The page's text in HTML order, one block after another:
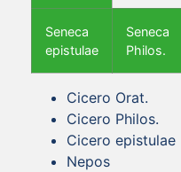
Seneca
epistulae
Seneca
Philos.
Cicero Orat.
Cicero Philos.
Cicero epistulae
Nepos